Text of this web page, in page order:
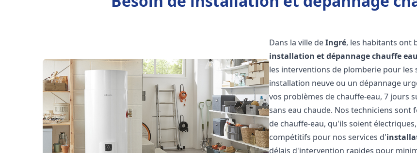
Dans la ville deIngré, les habitants ont
installation et dépannage chauffe eau
les interventions de plomberie pour les
installation neuve ou un dépannage
vos problèmes de chauffe-eau, 7 jours
sans eau chaude. Nos techniciens
de chauffe-eau, qu'ils soient
compétitifs pour nos services d'
délais d'intervention rapides pour